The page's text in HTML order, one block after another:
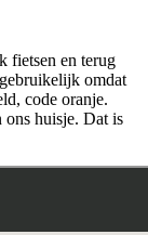
fietsen en terug
omdat
code oranje.
huisje. Dat is